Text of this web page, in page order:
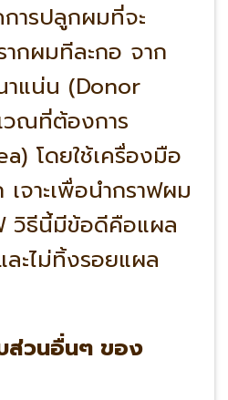
ารปลูกผมที่จะ
ากผมทีละกอ จาก
แน่น (Donor
วณที่ต้องการ
โดยใช้เครื่องมือ
เจาะเพื่อนำกราฟผม
วิธีนี้มีข้อดีคือแผล
ะไม่ทิ้งรอยแผล
ส่วนอื่นๆ ของ